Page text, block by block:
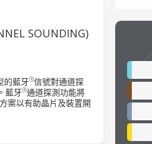
SOUNDING)
的藍牙®信號對通道探
藍牙®通道探測功能將
案以有助晶片及裝置開